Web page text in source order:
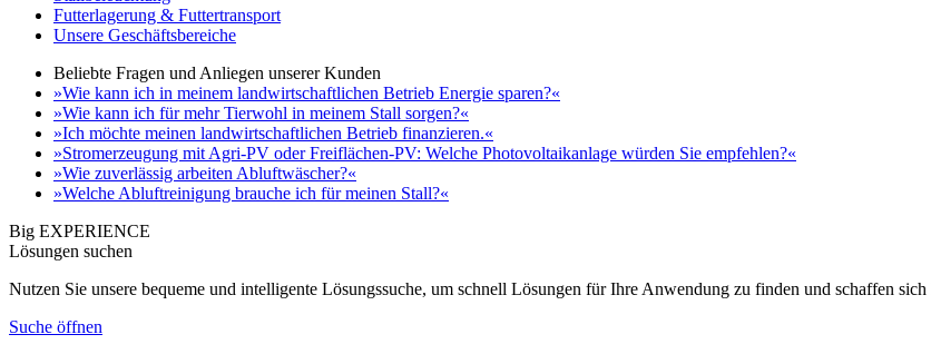
Futterlagerung & Futtertransport
Unsere Geschäftsbereiche
Beliebte Fragen und Anliegen unserer Kunden
»Wie kann ich in meinem landwirtschaftlichen Betrieb Energie sparen?«
»Wie kann ich für mehr Tierwohl in meinem Stall sorgen?«
»Ich möchte meinen landwirtschaftlichen Betrieb finanzieren.«
»Stromerzeugung mit Agri-PV oder Freiflächen-PV: Welche Photovoltaikanlage würden Sie empfehlen?«
»Wie zuverlässig arbeiten Abluftwäscher?«
»Welche Abluftreinigung brauche ich für meinen Stall?«
Big EXPERIENCE
Lösungen suchen
Nutzen Sie unsere bequeme und intelligente Lösungssuche, um schnell Lösungen für Ihre Anwendung zu finden und schaffen
Suche öffnen